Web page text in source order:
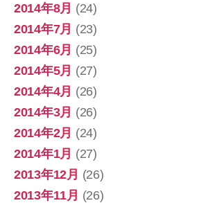
2014年8月 (24)
2014年7月 (23)
2014年6月 (25)
2014年5月 (27)
2014年4月 (26)
2014年3月 (26)
2014年2月 (24)
2014年1月 (27)
2013年12月 (26)
2013年11月 (26)